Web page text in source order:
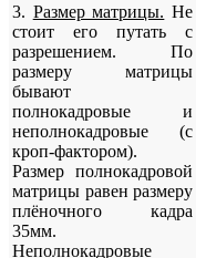
3. Размер матрицы. Не
стоит его путать с
разрешением. По
размеру матрицы
бывают
полнокадровые и
неполнокадровые (с
кроп-фактором).
Размер полнокадровой
матрицы равен размеру
плёночного кадра
35мм.
Неполнокадровые